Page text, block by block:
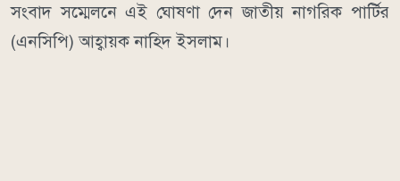
সংবাদ সম্মেলনে এই ঘোষণা দেন জাতীয় নাগরিক পার্টির
(এনসিপি) আহ্বায়ক নাহিদ ইসলাম।